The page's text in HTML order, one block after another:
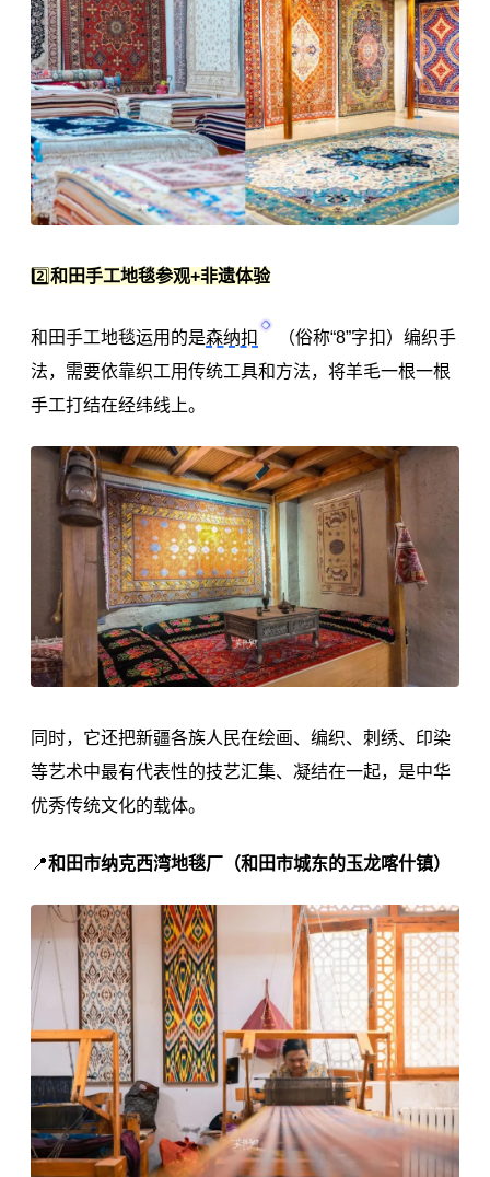
2️⃣和田手工地毯参观+非遗体验
和田手工地毯运用的是森纳扣
（俗称“8”字扣）编织手
法，需要依靠织工用传统工具和方法，将羊毛一根一根
手工打结在经纬线上。
同时，它还把新疆各族人民在绘画、编织、刺绣、印染
等艺术中最有代表性的技艺汇集、凝结在一起，是中华
优秀传统文化的载体。
📍和田市纳克西湾地毯厂（和田市城东的玉龙喀什镇）